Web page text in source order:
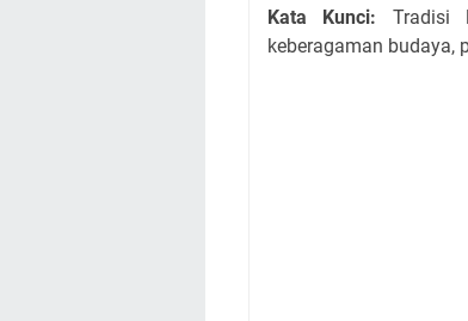
Kata Kunci: Tradisi
keberagaman budaya,